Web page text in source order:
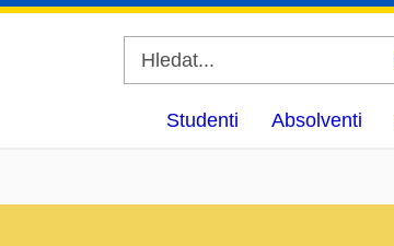
Studenti Absolventi